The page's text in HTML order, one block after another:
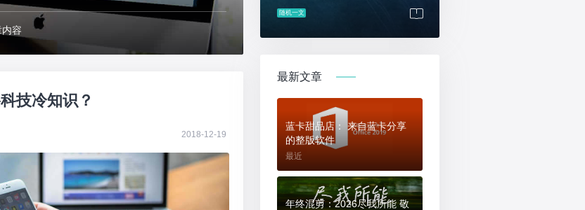
容
技冷知识？
2018-12-19
随机一文
最新文章
蓝卡甜品店： 来自蓝卡分享
的整版软件
最近
年终混剪：2026尽我所能 敬